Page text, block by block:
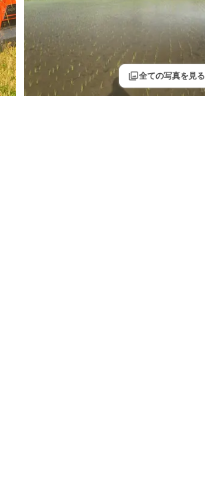
filter全ての写真を見る